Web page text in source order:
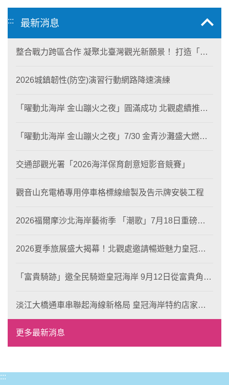
::: 最新消息
整合戰力跨區合作 凝聚北臺灣觀光新願景！ 打造「生
2026城鎮韌性(防空)演習行動網路降速演練
「曜動北海岸 金山蹦火之夜」圓滿成功 北觀處續推照
「曜動北海岸 金山蹦火之夜」7/30 金青沙灘盛大燃
交通部觀光署「2026海洋保育創意短影音競賽」
觀音山充電樁專用停車格標線繪製及告示牌安裝工程
2026福爾摩沙北海岸藝術季 「潮歌」7月18日重磅登
2026夏季旅展盛大揭幕！北觀處邀請暢遊魅力皇冠海
「富貴騎跡」邀全民騎遊皇冠海岸 9月12日從富貴角出
淡江大橋通車串聯起海線新格局 皇冠海岸特約店家、
風格形塑即日起開放報名
更多最新消息
:::